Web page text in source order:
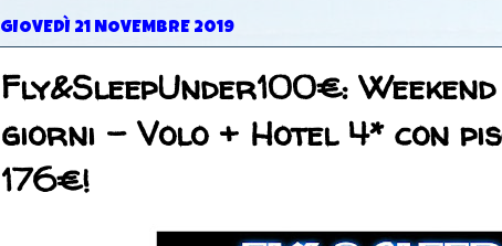
GIOVEDÌ 21 NOVEMBRE 2019
Fly&SleepUnder100€:
giorni - Volo + Hotel 4* con
176€!